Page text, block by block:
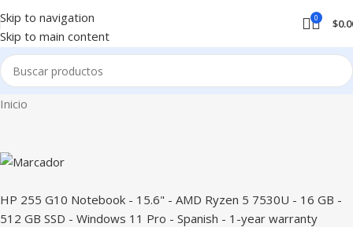
Skip to navigation
Skip to main content
0 $
Inicio
HP 255 G10 Notebook - 15.6" - AMD Ryzen 5 7530U - 16 GB -
512 GB SSD - Windows 11 Pro - Spanish - 1-year warranty